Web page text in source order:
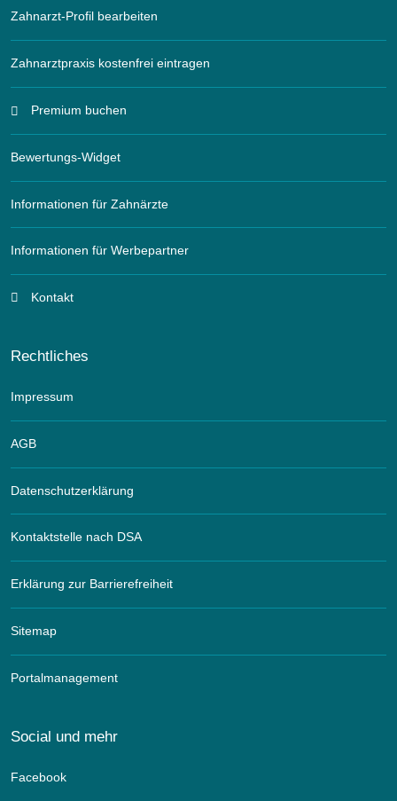
Zahnarzt-Profil bearbeiten
Zahnarztpraxis kostenfrei eintragen
Premium buchen
Bewertungs-Widget
Informationen für Zahnärzte
Informationen für Werbepartner
Kontakt
Rechtliches
Impressum
AGB
Datenschutzerklärung
Kontaktstelle nach DSA
Erklärung zur Barrierefreiheit
Sitemap
Portalmanagement
Social und mehr
Facebook